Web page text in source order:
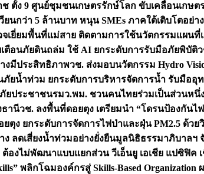
ตั้ง 9 ศูนย์ชุมชนเกษตรรักษ์โลก ขับเคลื่อนเกษต
ยนกว่า 5 ล้านบาท หนุน SMEs ภาคใต้เติบโตอย่า
จเยี่ยมพื้นที่แม่สาย ติดตามการใช้นวัตกรรมแผน
ตือนภัยดินถล่ม ใช้ AI ยกระดับการรับมือภัยพิบัติ
งมีประสิทธิภาพวช. ส่งมอบนวัตกรรม Hydro
ภัยน้ำท่วม ยกระดับการบริหารจัดการน้ำ รับมือ
ยประชาชนรมว.พม. ชวนคนไทยร่วมเป็นส่วนหนึ่ง
ธานีวช. ลงพื้นที่ดอยตุง เตรียมนำ “โดรนป้องกัน
ง ยกระดับการจัดการไฟป่าและฝุ่น PM2.5 ด้วย
ลดเสี่ยงน้ำท่วมอย่างยั่งยืนมูลนิธิธรรมาภิบาลฯ
ต้องไม่พัฒนาแบบแยกส่วน วีเอ็นยู เอเชีย แปซิฟิ
พลิกโฉมองค์กรสู่ Skills-Based